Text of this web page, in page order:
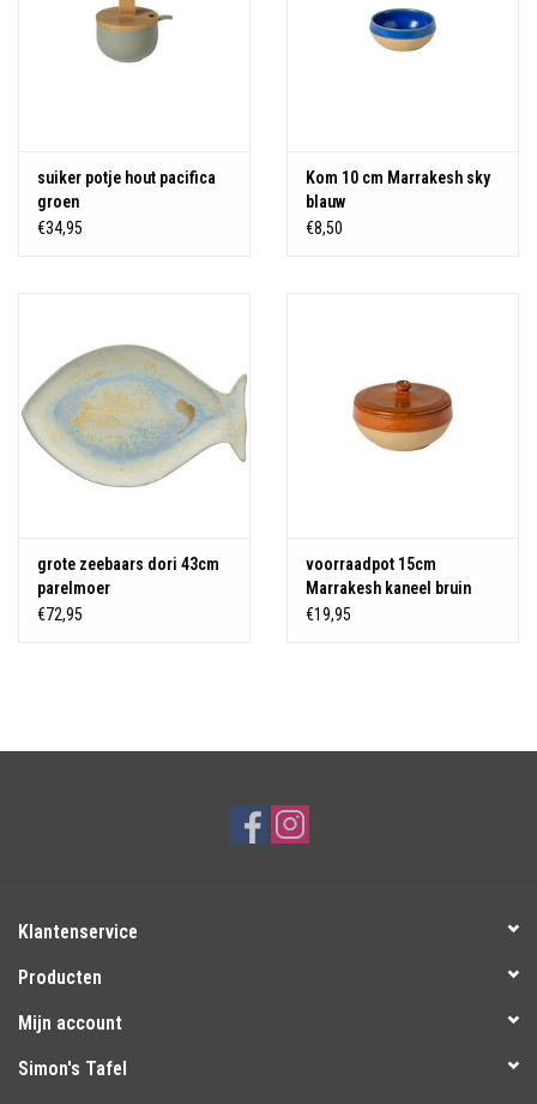
suiker potje hout pacifica
groen
€34,95
Kom 10 cm Marrakesh sky
blauw
€8,50
grote zeebaars dori 43cm
parelmoer
€72,95
voorraadpot 15cm
Marrakesh kaneel bruin
€19,95
Klantenservice
Producten
Mijn account
Simon's Tafel